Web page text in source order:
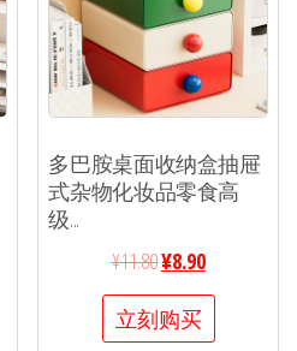
多巴胺桌面收纳盒抽屉
式杂物化妆品零食高
级...
¥11.80¥8.90
立刻购买